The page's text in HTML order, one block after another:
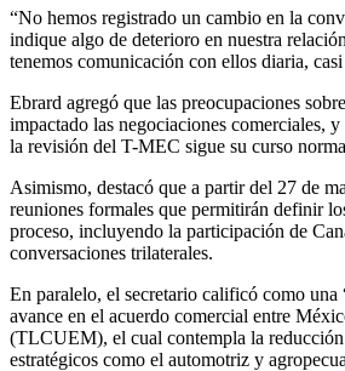
“No hemos registrado un cambio en la
indique algo de deterioro en nuestra
tenemos comunicación con ellos diaria,
Ebrard agregó que las preocupaciones
impactado las negociaciones comerciales,
la revisión del T-MEC sigue su curso
Asimismo, destacó que a partir del 27 de
reuniones formales que permitirán definir
proceso, incluyendo la participación de
conversaciones trilaterales.
En paralelo, el secretario calificó como una
avance en el acuerdo comercial entre
(TLCUEM), el cual contempla la reducción
estratégicos como el automotriz y